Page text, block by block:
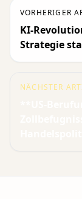
VORHERIGER
KI-
Strategie
NÄCHSTER